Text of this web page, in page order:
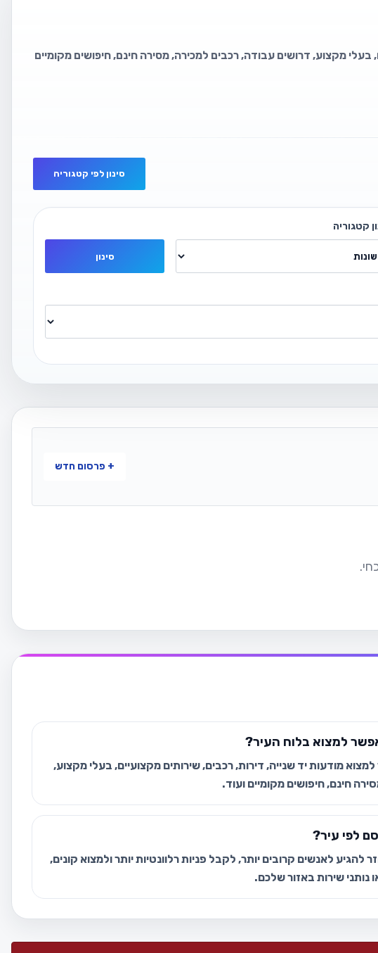
מקצוע, דרושים עבודה, רכבים למכירה, מסירה חינם, חיפושים מקומיים
סינון לפי קטגוריה
קטגוריה
סינון
+ פרסום חדש
למצוא בלוח העיר?
מודעות יד שנייה, דירות, רכבים, שירותים מקצועיים, בעלי מקצוע,
חינם, חיפושים מקומיים ועוד.
לפי עיר?
להגיע לאנשים קרובים יותר, לקבל פניות רלוונטיות יותר ולמצוא קונים,
נותני שירות באזור שלכם.